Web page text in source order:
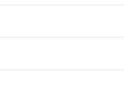
la temperatura di cottura
fusione dello smalto,
adeguata per evitare
ceramico.